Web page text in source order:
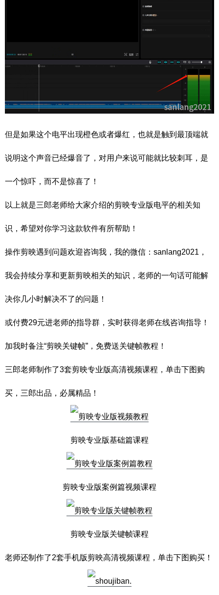
但是如果这个电平出现橙色或者爆红，也就是触到最顶端就
说明这个声音已经爆音了，对用户来说可能就比较刺耳，是
一个惊吓，而不是惊喜了！
以上就是三郎老师给大家介绍的剪映专业版电平的相关知
识，希望对你学习这款软件有所帮助！
操作剪映遇到问题欢迎咨询我，我的微信：sanlang2021，
我会持续分享和更新剪映相关的知识，老师的一句话可能解
决你几小时解决不了的问题！
或付费29元进老师的指导群，实时获得老师在线咨询指导！
加我时备注“剪映关键帧”，免费送关键帧教程！
三郎老师制作了3套剪映专业版高清视频课程，单击下图购
买，三郎出品，必属精品！
剪映专业版基础篇课程
剪映专业版案例篇视频课程
剪映专业版关键帧课程
老师还制作了2套手机版剪映高清视频课程，单击下图购买！